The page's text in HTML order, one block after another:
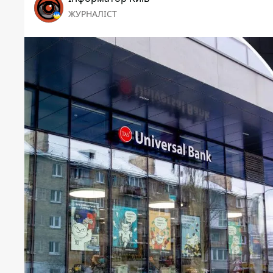
ЖУРНАЛІСТ